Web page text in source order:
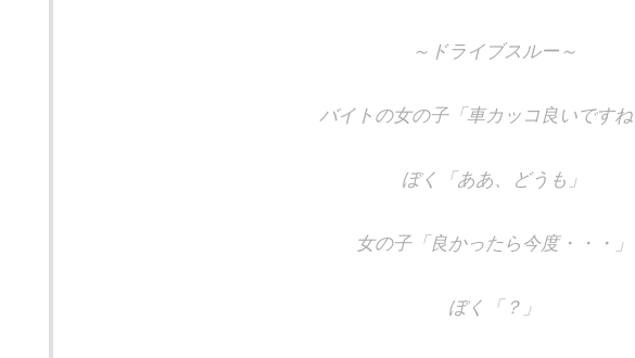
～ドライブスルー～
バイトの女の子「車カッコ良いですね
ぼく「ああ、どうも」
女の子「良かったら今度・・・」
ぼく「？」